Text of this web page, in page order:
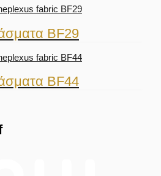
BF29
BF44